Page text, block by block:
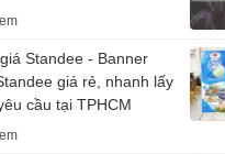
Standee - Banner
giá rẻ, nhanh lấy
cầu tại TPHCM